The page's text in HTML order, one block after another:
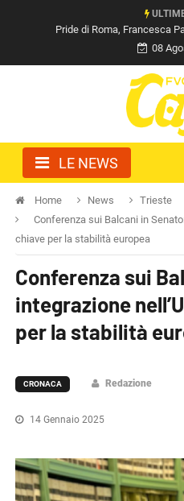
Pride di Roma, Francesca
08
LE NEWS
Home News Trieste
Conferenza sui Balcani in
chiave per la stabilità europea
Conferenza sui
integrazione
per la stabilità
CRONACA Redazione
14 Gennaio 2025